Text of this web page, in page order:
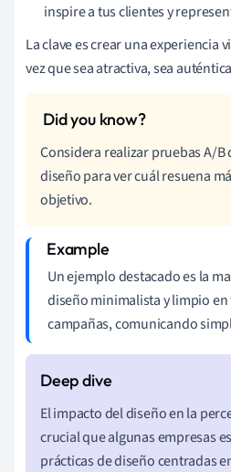
inspire a tus clientes y
La clave es crear una experiencia
vez que sea atractiva, sea
Considera realizar pruebas A/
diseño para ver cuál resuena
objetivo.
Un ejemplo destacado es la
diseño minimalista y limpio
campañas, comunicando
El impacto del diseño en la
crucial que algunas empresas
prácticas de diseño centradas